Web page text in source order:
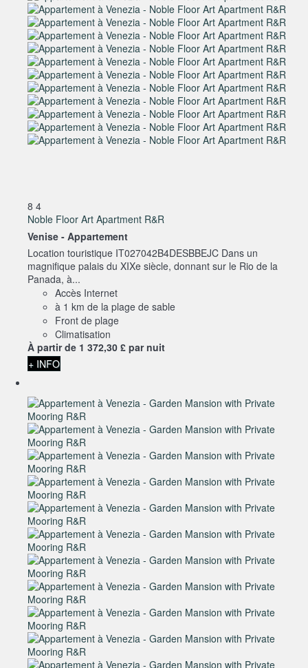
8 4
Noble Floor Art Apartment R&R
Venise - Appartement
Location touristique IT027042B4DESBBEJC Dans un
magnifique palais du XIXe siècle, donnant sur le Rio de la
Panada, à...
Accès Internet
à 1 km de la plage de sable
Front de plage
Climatisation
À partir de 1 372,30 £ par nuit
+ INFO